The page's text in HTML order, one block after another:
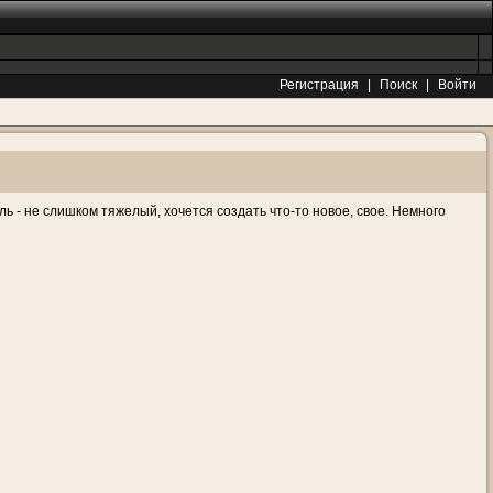
Регистрация Поиск
Войти
- не слишком тяжелый, хочется создать что-то новое, свое. Немного